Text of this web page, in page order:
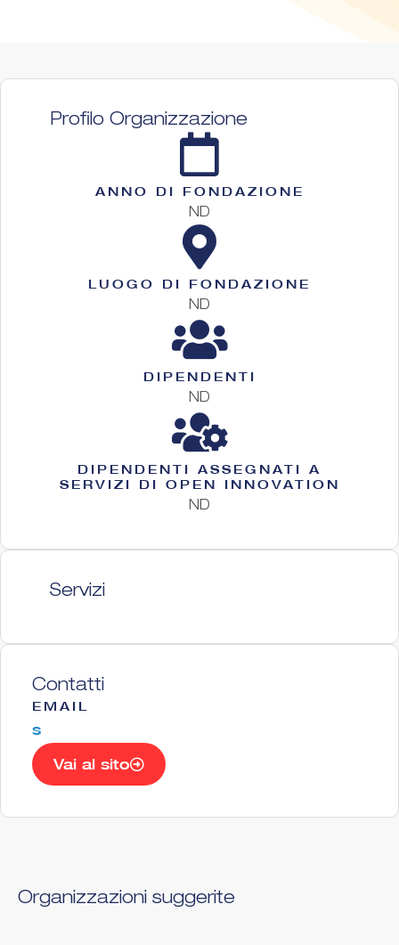
Profilo Organizzazione
ANNO DI FONDAZIONE
ND
LUOGO DI FONDAZIONE
ND
DIPENDENTI
ND
DIPENDENTI ASSEGNATI A
SERVIZI DI OPEN INNOVATION
ND
Servizi
Contatti
EMAIL
s
Vai al sito
Organizzazioni suggerite